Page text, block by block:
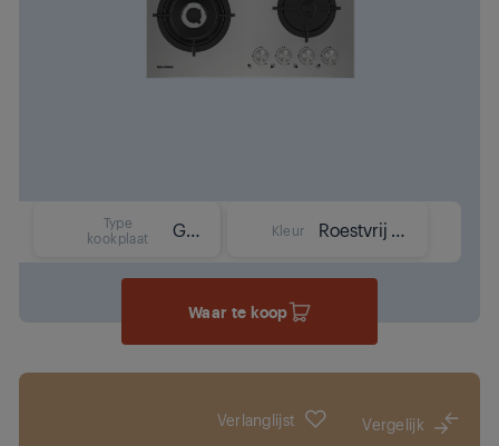
Type
kookplaat
Gas Kleur Roestvrij staal
Waar te koop
Verlanglijst Vergelijk